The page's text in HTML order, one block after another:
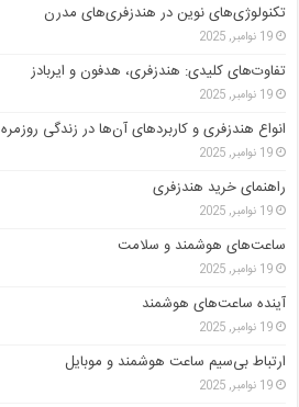
تکنولوژی‌های نوین در هندزفری‌های مدرن
19 نوامبر, 2025
تفاوت‌های کلیدی: هندزفری، هدفون و ایربادز
19 نوامبر, 2025
انواع هندزفری و کاربردهای آن‌ها در زندگی روزمره
19 نوامبر, 2025
راهنمای خرید هندزفری
19 نوامبر, 2025
ساعت‌های هوشمند و سلامت
19 نوامبر, 2025
آینده ساعت‌های هوشمند
19 نوامبر, 2025
ارتباط بی‌سیم ساعت هوشمند و موبایل
19 نوامبر, 2025